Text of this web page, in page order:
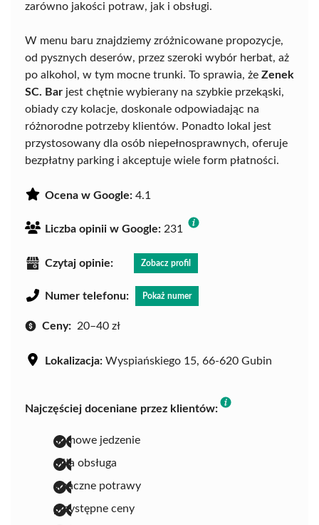
zarówno jakości potraw, jak i obsługi.
W menu baru znajdziemy zróżnicowane propozycje,
od pysznych deserów, przez szeroki wybór herbat, aż
po alkohol, w tym mocne trunki. To sprawia, że Zenek
SC. Bar jest chętnie wybierany na szybkie przekąski,
obiady czy kolacje, doskonale odpowiadając na
różnorodne potrzeby klientów. Ponadto lokal jest
przystosowany dla osób niepełnosprawnych, oferuje
bezpłatny parking i akceptuje wiele form płatności.
Ocena w Google: 4.1
Liczba opinii w Google: 231
Czytaj opinie: Zobacz profil
Numer telefonu: Pokaż numer
Ceny: 20–40 zł
Lokalizacja: Wyspiańskiego 15, 66-620 Gubin
Najczęściej doceniane przez klientów:
domowe jedzenie
miła obsługa
smaczne potrawy
przystępne ceny